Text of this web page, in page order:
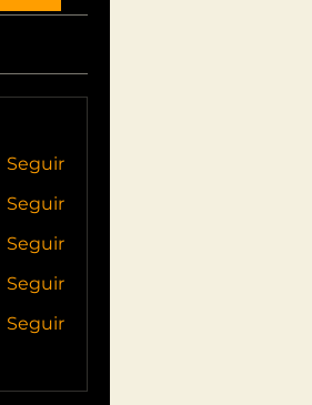
Seguir
Seguir
Seguir
Seguir
Seguir